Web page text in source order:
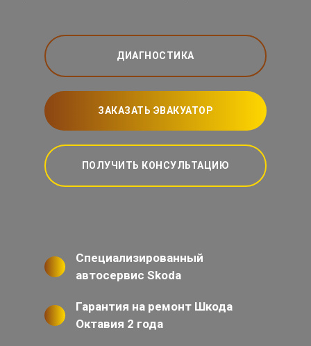
ДИАГНОСТИКА
ЗАКАЗАТЬ ЭВАКУАТОР
ПОЛУЧИТЬ КОНСУЛЬТАЦИЮ
Специализированный
автосервис Skoda
Гарантия на ремонт Шкода
Октавия 2 года